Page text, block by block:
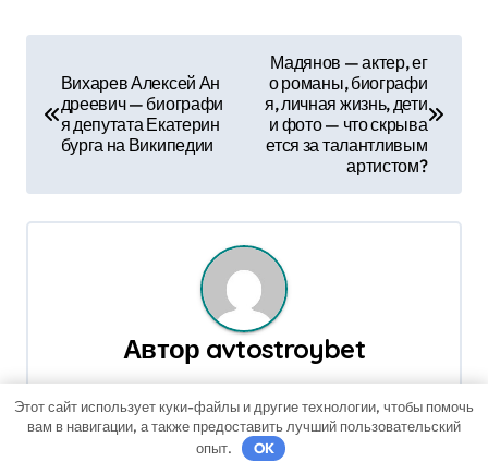
и
г
я
Вихарев Алексей Ан
дреевич — биографи
я депутата Екатерин
бурга на Википедии
Мадянов — актер, ег
о романы, биографи
я, личная жизнь, дети
и фото — что скрыва
ется за талантливым
артистом?
Автор avtostroybet
Связанные записи
Этот сайт использует куки-файлы и другие технологии, чтобы помочь
вам в навигации, а также предоставить лучший пользовательский
опыт.
OK